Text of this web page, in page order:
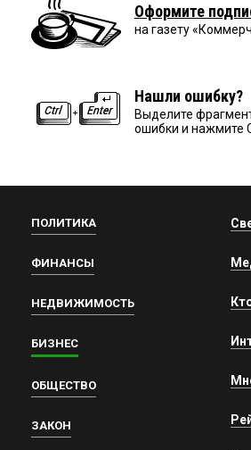
Оформите
на газету
Нашли ошибку?
Выделите
ошибки и нажмите
ПОЛИТИКА
ФИНАНСЫ
НЕДВИЖИМОСТЬ
БИЗНЕС
ОБЩЕСТВО
ЗАКОН